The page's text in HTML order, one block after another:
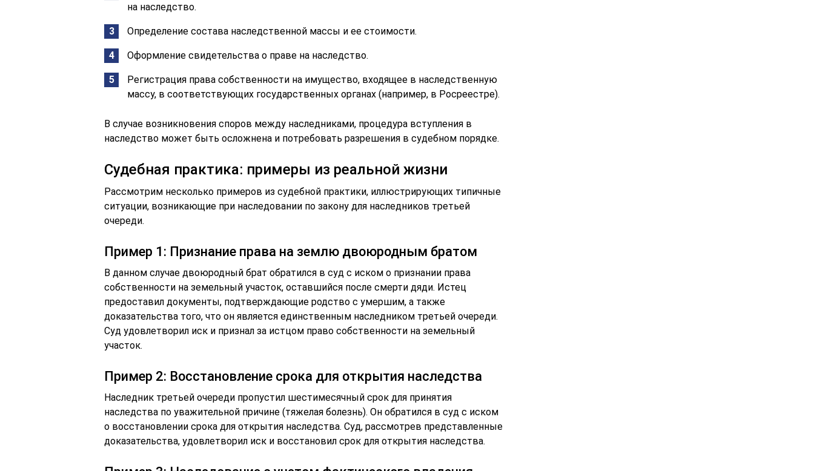
на наследство.
Определение состава наследственной массы и ее стоимости.
Оформление свидетельства о праве на наследство.
Регистрация права собственности на имущество, входящее в наследственную
массу, в соответствующих государственных органах (например, в Росреестре).
В случае возникновения споров между наследниками, процедура вступления в
наследство может быть осложнена и потребовать разрешения в судебном порядке.
Судебная практика: примеры из реальной жизни
Рассмотрим несколько примеров из судебной практики, иллюстрирующих типичные
ситуации, возникающие при наследовании по закону для наследников третьей
очереди.
Пример 1: Признание права на землю двоюродным братом
В данном случае двоюродный брат обратился в суд с иском о признании права
собственности на земельный участок, оставшийся после смерти дяди. Истец
предоставил документы, подтверждающие родство с умершим, а также
доказательства того, что он является единственным наследником третьей очереди.
Суд удовлетворил иск и признал за истцом право собственности на земельный
участок.
Пример 2: Восстановление срока для открытия наследства
Наследник третьей очереди пропустил шестимесячный срок для принятия
наследства по уважительной причине (тяжелая болезнь). Он обратился в суд с иском
о восстановлении срока для открытия наследства. Суд, рассмотрев представленные
доказательства, удовлетворил иск и восстановил срок для открытия наследства.